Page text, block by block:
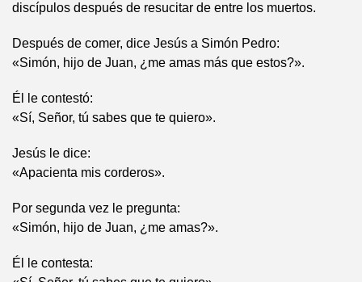
discípulos después de resucitar de entre los muertos.
Después de comer, dice Jesús a Simón Pedro:
«Simón, hijo de Juan, ¿me amas más que estos?».
Él le contestó:
«Sí, Señor, tú sabes que te quiero».
Jesús le dice:
«Apacienta mis corderos».
Por segunda vez le pregunta:
«Simón, hijo de Juan, ¿me amas?».
Él le contesta: